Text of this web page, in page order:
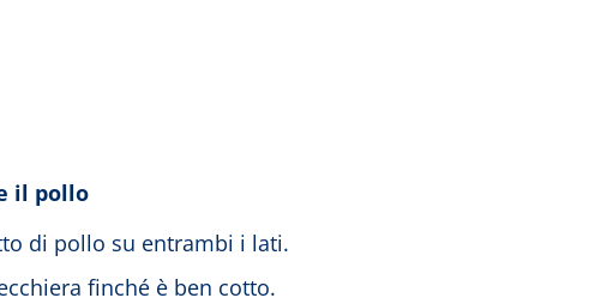
il pollo
di pollo su entrambi i lati.
finché è ben cotto.